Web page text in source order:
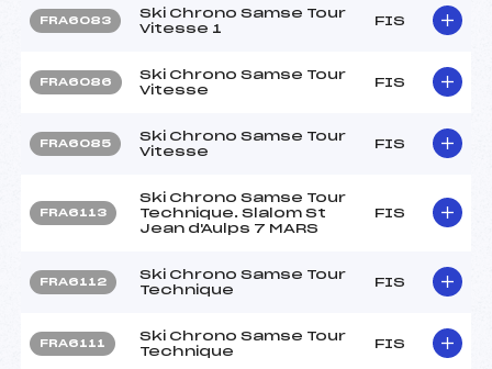
FRA6083
Ski Chrono Samse Tour
Vitesse 1
FIS
FRA6086
Ski Chrono Samse Tour
Vitesse
FIS
FRA6085
Ski Chrono Samse Tour
Vitesse
FIS
FRA6113
Ski Chrono Samse Tour
Technique. Slalom St
Jean d'Aulps 7 MARS
FIS
FRA6112
Ski Chrono Samse Tour
Technique
FIS
FRA6111
Ski Chrono Samse Tour
Technique
FIS